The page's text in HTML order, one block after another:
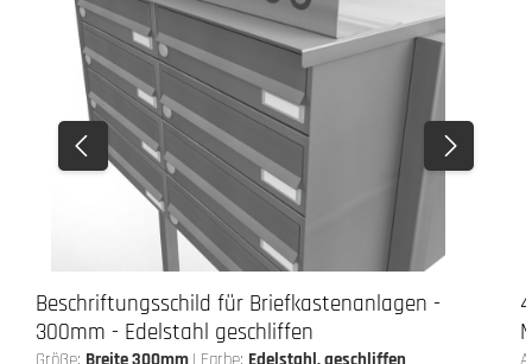
Beschriftungsschild für Briefkastenanlagen -
300mm - Edelstahl geschliffen